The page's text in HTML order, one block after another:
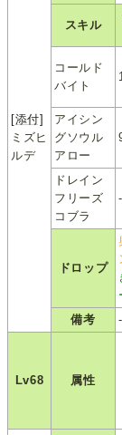
[添付]
ミズヒ
ルデ
スキル
コールド
バイト
アイシン
グソウル
アロー
ドレイン
フリーズ
コブラ
-
ドロップ
備考
-
Lv68 属性